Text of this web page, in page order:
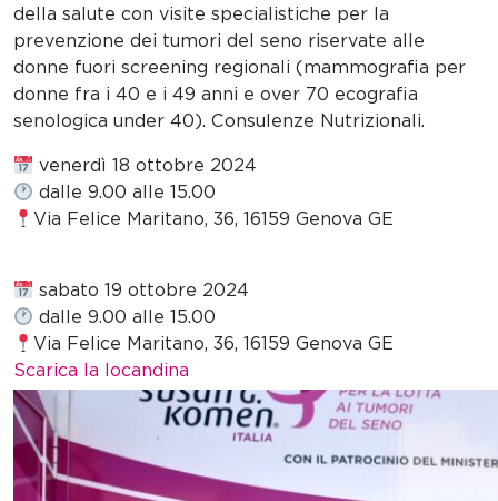
della salute con visite specialistiche per la
prevenzione dei tumori del seno riservate alle
donne fuori screening regionali (mammografia per
donne fra i 40 e i 49 anni e over 70 ecografia
senologica under 40). Consulenze Nutrizionali.
venerdì 18 ottobre 2024
dalle 9.00 alle 15.00
Via Felice Maritano, 36, 16159 Genova GE
sabato 19 ottobre 2024
dalle 9.00 alle 15.00
Via Felice Maritano, 36, 16159 Genova GE
Scarica la locandina